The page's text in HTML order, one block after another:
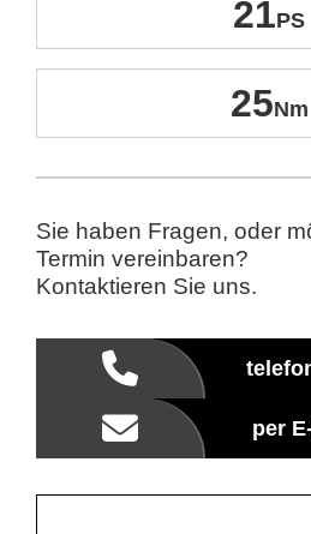
21
25
Sie haben Fragen, oder
Termin vereinbaren?
Kontaktieren Sie uns.
per